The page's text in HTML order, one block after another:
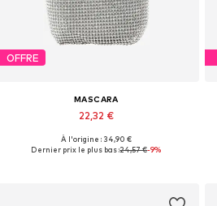
OFFRE
MASCARA
22,32 €
Tailles disponibles: One Size
À l'origine : 34,90 €
Dernier prix le plus bas :24,57 €-9%